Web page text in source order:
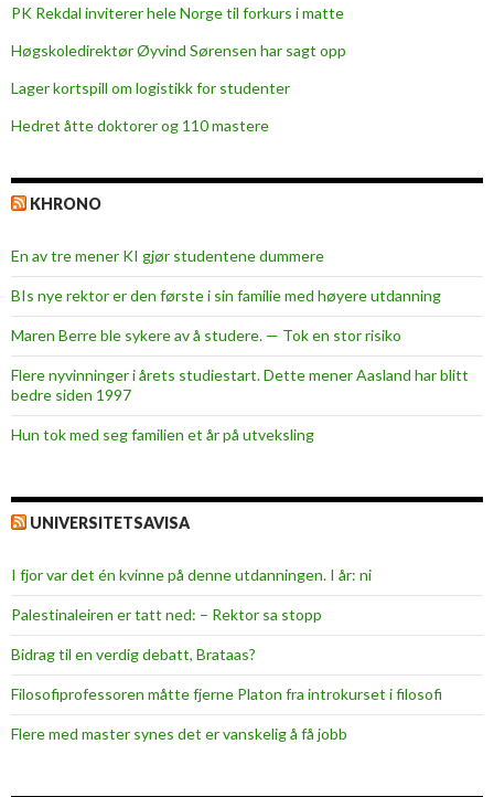
r
d
e
t
e
å
k
u
s
k
p
PK Rekdal inviterer hele Norge til forkurs i matte
Høgskoledirektør Øyvind Sørensen har sagt opp
Lager kortspill om logistikk for studenter
Hedret åtte doktorer og 110 mastere
KHRONO
En av tre mener KI gjør studentene dummere
BIs nye rektor er den første i sin familie med høyere utdanning
Maren Berre ble sykere av å studere. — Tok en stor risiko
Flere nyvinninger i årets studiestart. Dette mener Aasland har blitt
bedre siden 1997
Hun tok med seg familien et år på utveksling
UNIVERSITETSAVISA
I fjor var det én kvinne på denne utdanningen. I år: ni
Palestinaleiren er tatt ned: – Rektor sa stopp
Bidrag til en verdig debatt, Brataas?
Filosofiprofessoren måtte fjerne Platon fra introkurset i filosofi
Flere med master synes det er vanskelig å få jobb